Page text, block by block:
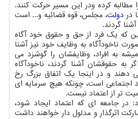
مطالبه کرده ودر این مسیر حرکت کنند.
در دولت، مجلس، قوه قضائیه و... است
گردند.
که یک فرد از حق و حقوق خود آگاه
ناخودآگاه به وظایف خود نیز آشنا
به افراد، وظایفشان را گوشزد می
به حقوقشان آشنا گردند، ناخودآگاه
دهند و در اینجا یک اتفاق بزرگ رخ
اجتماعی است، چونکه هیچ سرمایه ای
تر از اعتماد نیست.
در جامعه ای که اعتماد ایجاد شود،
اثرگذار و مدلول دار خواهند داشت